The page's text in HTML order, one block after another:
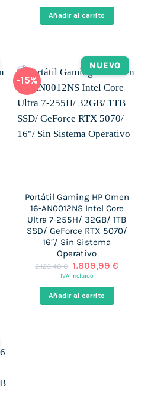
era:
4.069,95 €.
Añadir al carrito
-15%
NUEVO
Portátil Gaming HP Omen
16-AN0012NS Intel Core
Ultra 7-255H/ 32GB/ 1TB
SSD/ GeForce RTX 5070/
16″/ Sin Sistema
Operativo
2.123,48€ El
precio
era:
2.123,48 €.
1.809,99€
IVA incluido
Añadir al carrito